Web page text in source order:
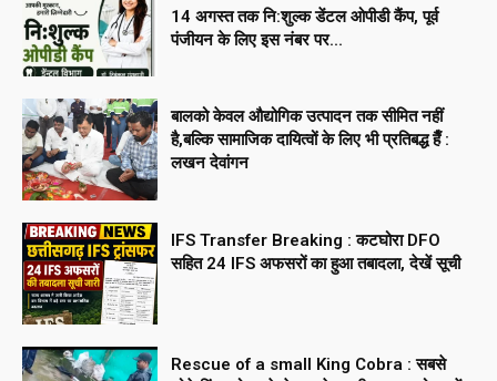
14 अगस्त तक नि:शुल्क डेंटल ओपीडी कैंप, पूर्व
पंजीयन के लिए इस नंबर पर...
बालको केवल औद्योगिक उत्पादन तक सीमित नहीं
है,बल्कि सामाजिक दायित्वों के लिए भी प्रतिबद्ध हैँ :
लखन देवांगन
IFS Transfer Breaking : कटघोरा DFO
सहित 24 IFS अफसरों का हुआ तबादला, देखें सूची
Rescue of a small King Cobra : सबसे